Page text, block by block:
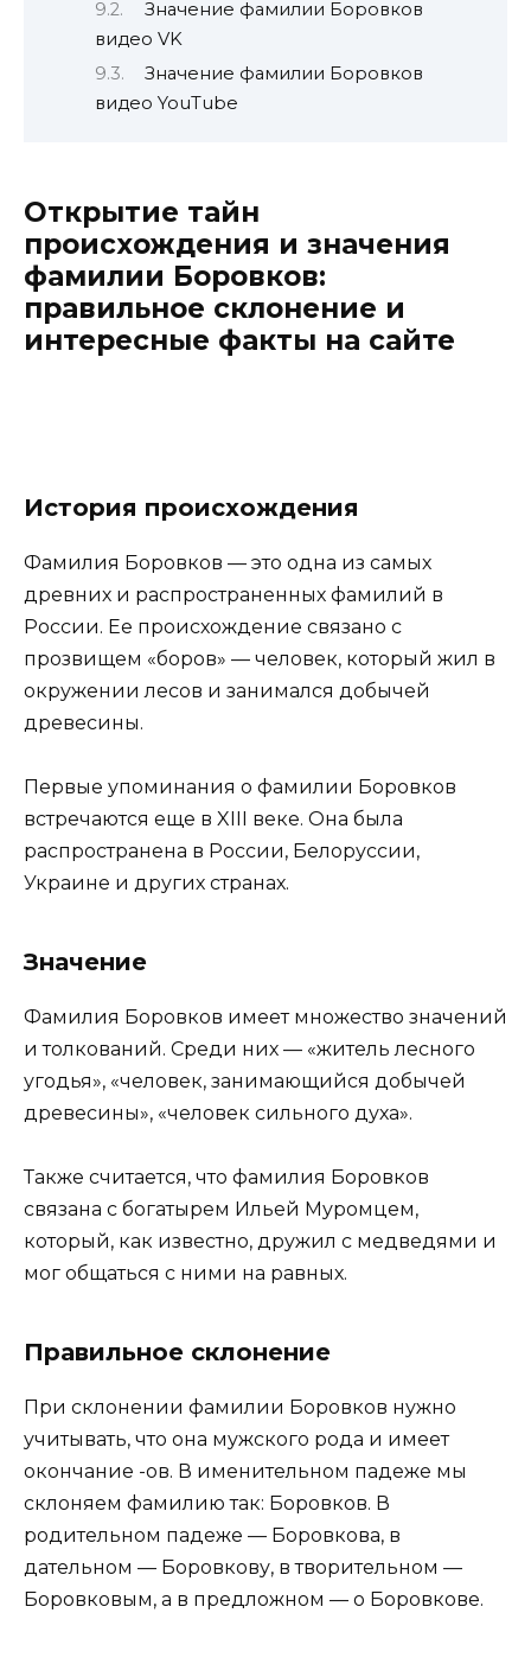
Значение фамилии Боровков
видео VK
Значение фамилии Боровков
видео YouTube
Открытие тайн
происхождения и значения
фамилии Боровков:
правильное склонение и
интересные факты на сайте
История происхождения
Фамилия Боровков — это одна из самых
древних и распространенных фамилий в
России. Ее происхождение связано с
прозвищем «боров» — человек, который жил в
окружении лесов и занимался добычей
древесины.
Первые упоминания о фамилии Боровков
встречаются еще в XIII веке. Она была
распространена в России, Белоруссии,
Украине и других странах.
Значение
Фамилия Боровков имеет множество значений
и толкований. Среди них — «житель лесного
угодья», «человек, занимающийся добычей
древесины», «человек сильного духа».
Также считается, что фамилия Боровков
связана с богатырем Ильей Муромцем,
который, как известно, дружил с медведями и
мог общаться с ними на равных.
Правильное склонение
При склонении фамилии Боровков нужно
учитывать, что она мужского рода и имеет
окончание -ов. В именительном падеже мы
склоняем фамилию так: Боровков. В
родительном падеже — Боровкова, в
дательном — Боровкову, в творительном —
Боровковым, а в предложном — о Боровкове.